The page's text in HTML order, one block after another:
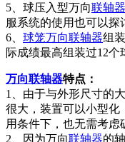
5、球压入型万向联轴器
服系统的使用也可以探
6、 球笼万向联轴器组
际成绩最高组装过12个
万向联轴器特点：
1、由于与外形尺寸的
很大，装置可以小型化
用条件下，也无需考虑
2、因为万向联轴器的